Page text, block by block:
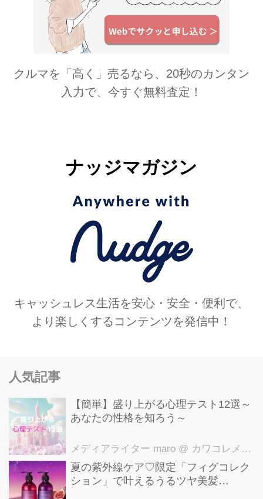
クルマを「高く」売るなら、20秒のカンタン
入力で、今すぐ無料査定！
ナッジマガジン
キャッシュレス生活を安心・安全・便利で、
より楽しくするコンテンツを発信中！
人気記事
【簡単】盛り上がる心理テスト12選～
あなたの性格を知ろう～
メディアライター maro @ カワコレメディア編集部
夏の紫外線ケア♡限定「フィグコレク
ション」で叶えるうるツヤ美髪